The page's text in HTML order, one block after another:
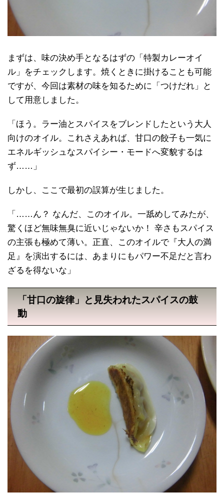
まずは、味の決め手となるはずの「特製カレーオイ
ル」をチェックします。焼くときに掛けることも可能
ですが、今回は素材の味を知るために「つけだれ」と
して用意しました。
「ほう。ラー油とスパイスをブレンドしたという大人
向けのオイル。これさえあれば、甘口の餃子も一気に
エネルギッシュなスパイシー・モードへ変貌するは
ず……」
しかし、ここで最初の誤算が生じました。
「……ん？ なんだ、このオイル。一舐めしてみたが、
驚くほど無味無臭に近いじゃないか！ 辛さもスパイス
の主張も極めて薄い。正直、このオイルで『大人の満
足』を演出するには、あまりにもパワー不足だと言わ
ざるを得ないな」
「甘口の旋律」と見失われたスパイスの鼓
動